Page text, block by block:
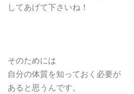
してあげて下さいね！
そのためには
自分の体質を知っておく必要が
あると思うんです。